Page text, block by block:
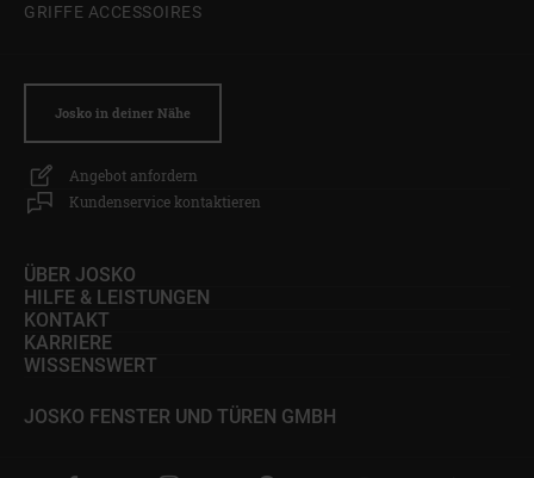
GRIFFE ACCESSOIRES
Josko in deiner Nähe
Angebot anfordern
Kundenservice kontaktieren
ÜBER JOSKO
HILFE & LEISTUNGEN
KONTAKT
KARRIERE
WISSENSWERT
JOSKO FENSTER UND TÜREN GMBH